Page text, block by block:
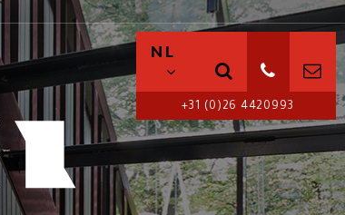
NL
+31 (0)26 4420993